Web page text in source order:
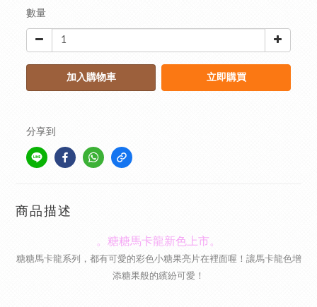
數量
加入購物車 立即購買
分享到
商品描述
。糖糖馬卡龍新色上市。
糖糖馬卡龍系列，都有可愛的彩色小糖果亮片在裡面喔！讓馬卡龍色增
添糖果般的繽紛可愛！